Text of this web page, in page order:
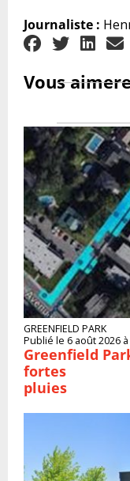
Journaliste :
Vous
GREENFIELD PARK
Publié le 6 août 2026
Greenfield
fortes